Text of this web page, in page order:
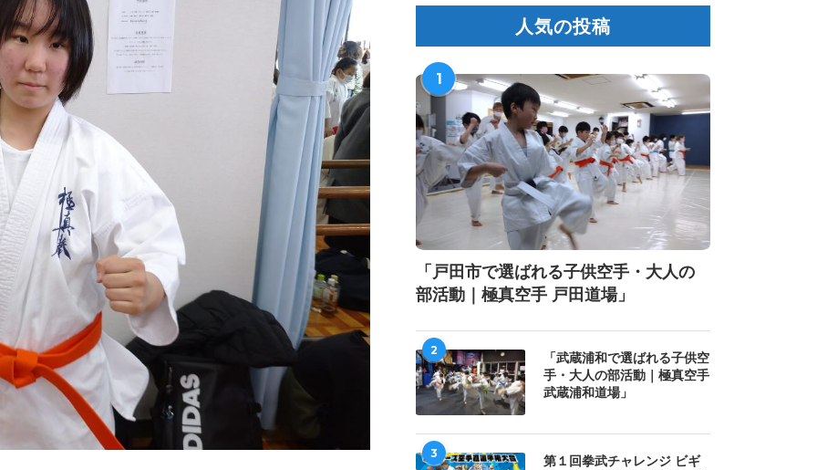
人気の投稿
1
「戸田市で選ばれる子供空手・大人の
部活動｜極真空手 戸田道場」
2
「武蔵浦和で選ばれる子供空
手・大人の部活動｜極真空手
武蔵浦和道場」
3
第１回拳武チャレンジ ビギ